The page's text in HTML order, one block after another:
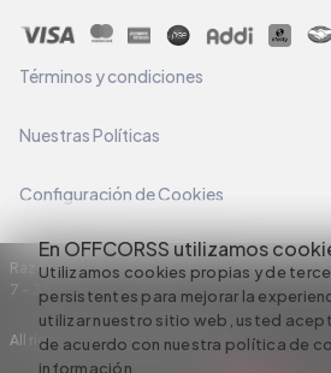
En OFFCORSS utilizamos
Utilizamos cookies propias y de
persistentes para mejorar la
utilizar nuestro sitio web, usted
de acuerdo con nuestra política de
información
Términos y condiciones
Nuestras Políticas
Configuración de Cookies
Razón Social: C.I HERMECO S.A. NIT:
7 – 35
All rights reserved empowered by